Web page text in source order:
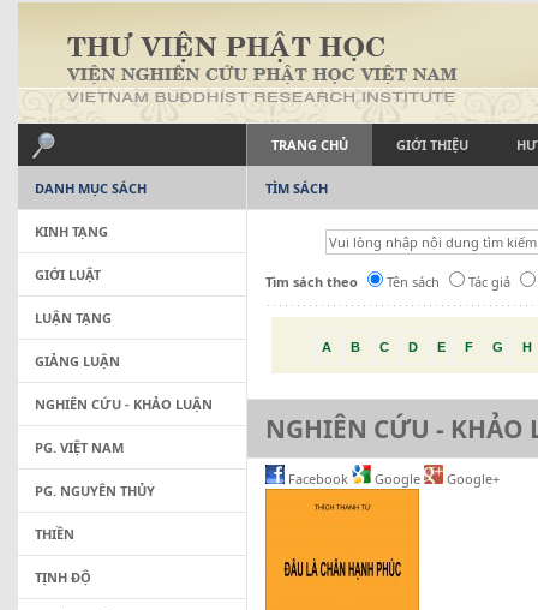
TRANG CHỦ GIỚI THIỆU
TÌM SÁCH
Tìm sách theo Tên sách Tác giả
A B C D E F G H
NGHIÊN CỨU - KHẢO
Facebook Google Google+
DANH MỤC SÁCH
KINH TẠNG
GIỚI LUẬT
LUẬN TẠNG
GIẢNG LUẬN
NGHIÊN CỨU - KHẢO LUẬN
PG. VIỆT NAM
PG. NGUYÊN THỦY
THIỀN
TỊNH ĐỘ